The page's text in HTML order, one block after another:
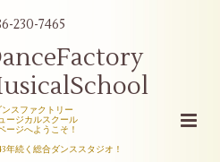
230-7465
ンスファクトリー
ージカルスクール
ージへようこそ！
年続く総合ダンススタジオ！